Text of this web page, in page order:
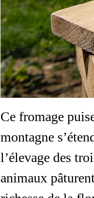
Ce fromage
montagne
l’élevage des
animaux